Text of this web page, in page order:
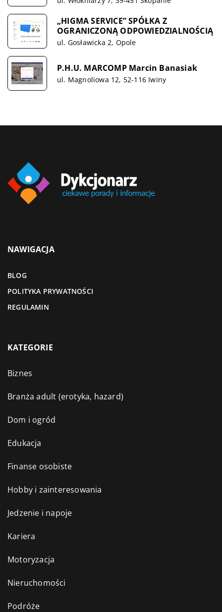
„HIGMA SERVICE” SPÓŁKA Z
OGRANICZONĄ ODPOWIEDZIALNOŚCIĄ
ul. Gosławicka 2, Opole
P.H.U. MARCOMP Marcin Banasiak
ul. Magnoliowa 12, 52-116 Iwiny
NAWIGACJA
BLOG
POLITYKA PRYWATNOŚCI
REGULAMIN
KATEGORIE
Biznes
Branża adult (erotyka, hazard)
Dom i ogród
Edukacja
Finanse osobiste
Hobby i zainteresowania
Jedzenie i napoje
Kariera
Motoryzacja
Nieruchomości
Podróże